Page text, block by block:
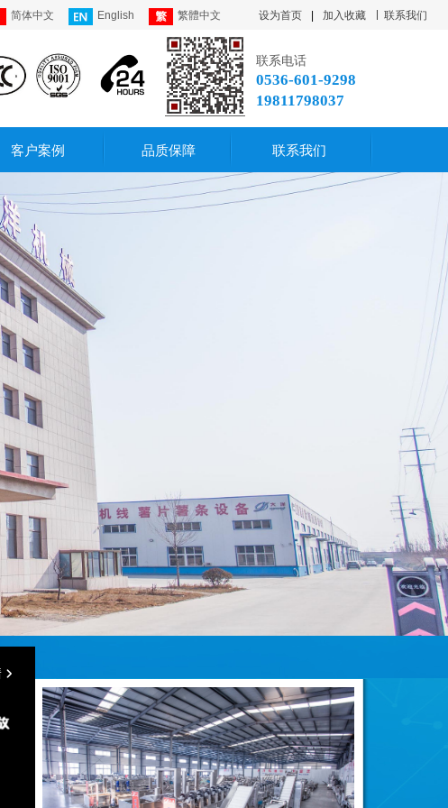
联系我们
设为首页 加入收藏
简体中文 English 繁體中文
联系电话
0536-601-9298
19811798037
客户案例 品质保障 联系我们